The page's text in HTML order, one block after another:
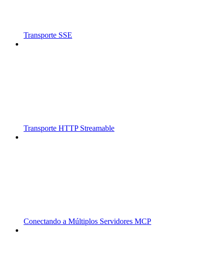
Transporte SSE
Transporte HTTP Streamable
Conectando a Múltiplos Servidores MCP